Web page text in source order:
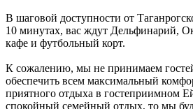
В шаговой доступности от
10 минутах, вас ждут Дельфинарий,
кафе и футбольный корт.
К сожалению, мы не принимаем
обеспечить всем максимальный
приятного отдыха в гостеприимном
спокойный семейный отдых, то мы